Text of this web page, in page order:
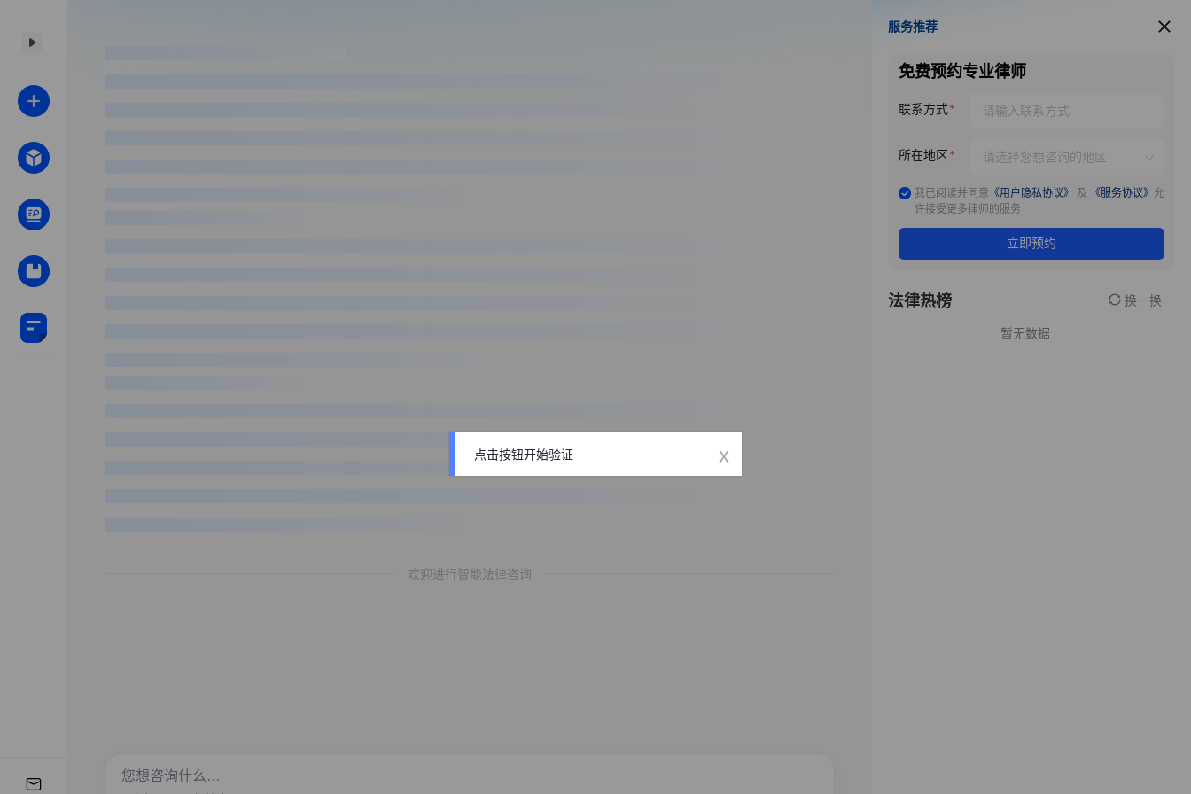
欢迎进行智能法律咨询
服务推荐
服务推荐
免费预约专业律师
联系方式
所在地区
我已阅读并同意 《用户隐私协议》 及 《服务协议》 允
许接受更多律师的服务
立即预约
法律热榜 换一换
暂无数据
点击按钮开始验证 x